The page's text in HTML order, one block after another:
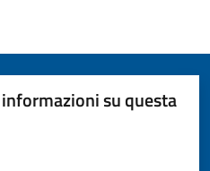
su questa